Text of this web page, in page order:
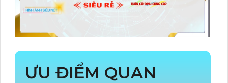
ƯU ĐIỂM QUAN